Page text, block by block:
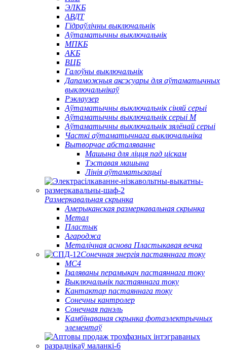
ЭЛКБ
АВДТ
Гідраўлічны выключальнік
Аўтаматычны выключальнік
МПКБ
АКБ
ВЦБ
Галоўны выключальнік
Дапаможныя аксэсуары для аўтаматычных
выключальнікаў
Рэклаузер
Аўтаматычны выключальнік сіняй серыі
Аўтаматычны выключальнік серыі M
Аўтаматычны выключальнік зялёнай серыі
Часткі аўтаматычнага выключальніка
Вытворчае абсталяванне
Машына для ліцця пад ціскам
Тэставая машына
Лінія аўтаматызацыі
Размеркавальная скрынка
Амерыканская размеркавальная скрынка
Метал
Пластык
Агароджа
Металічная аснова Пластыкавая вечка
Сонечная энергія пастаяннага току
МС4
Ізаляваны перамыкач пастаяннага току
Выключальнік пастаяннага току
Кантактар ​​пастаяннага току
Сонечны кантролер
Сонечная панэль
Камбінаваная скрынка фотаэлектрычных
элементаў